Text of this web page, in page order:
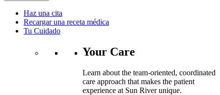
Haz una cita
Recargar una receta médica
Tu Cuidado
Your Care
Learn about the team-oriented, coordinated
care approach that makes the patient
experience at Sun River unique.